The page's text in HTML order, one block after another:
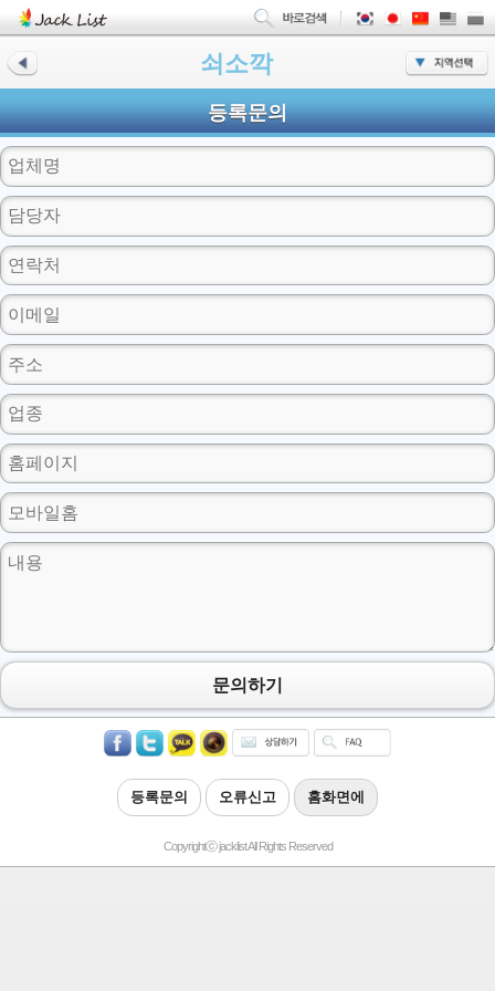
쇠소깍
등록문의
문의하기
등록문의 오류신고 홈화면에
Copyrightⓒ jacklist All Rights Reserved